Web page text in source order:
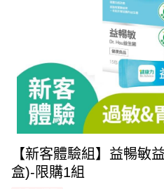
【新客體驗組】益暢敏
盒)-限購1組